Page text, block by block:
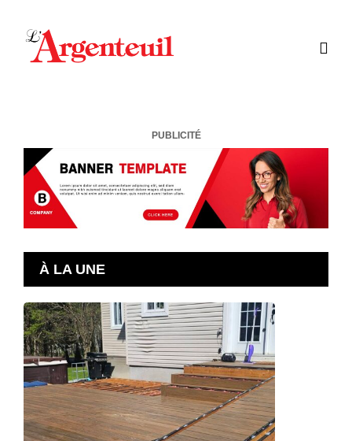
PUBLICITÉ
À LA UNE